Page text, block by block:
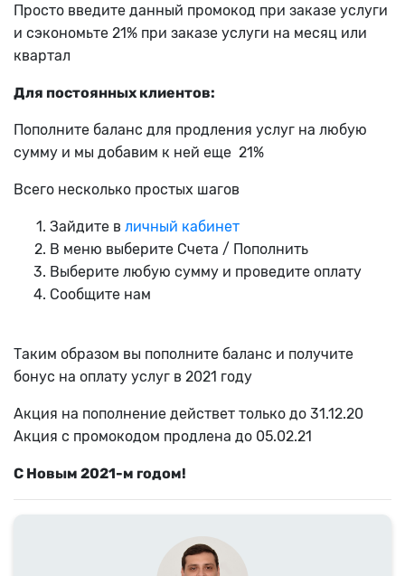
Просто введите данный промокод при заказе услуги
и сэкономьте 21% при заказе услуги на месяц или
квартал
Для постоянных клиентов:
Пополните баланс для продления услуг на любую
сумму и мы добавим к ней еще 21%
Всего несколько простых шагов
Зайдите в личный кабинет
В меню выберите Счета / Пополнить
Выберите любую сумму и проведите оплату
Сообщите нам
Таким образом вы пополните баланс и получите
бонус на оплату услуг в 2021 году
Акция на пополнение действет только до 31.12.20
Акция с промокодом продлена до 05.02.21
С Новым 2021-м годом!